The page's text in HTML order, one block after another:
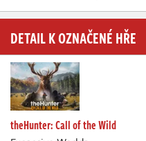
DETAIL K OZNAČENÉ HŘE
theHunter: Call of the Wild